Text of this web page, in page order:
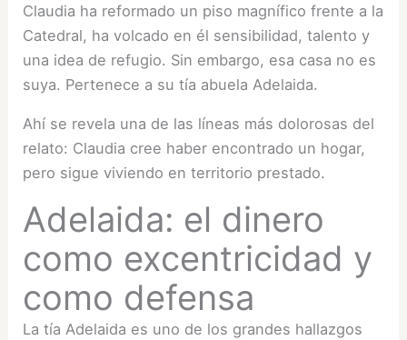
Claudia ha reformado un piso magnífico frente a la
Catedral, ha volcado en él sensibilidad, talento y
una idea de refugio. Sin embargo, esa casa no es
suya. Pertenece a su tía abuela Adelaida.
Ahí se revela una de las líneas más dolorosas del
relato: Claudia cree haber encontrado un hogar,
pero sigue viviendo en territorio prestado.
Adelaida: el dinero
como excentricidad y
como defensa
La tía Adelaida es uno de los grandes hallazgos